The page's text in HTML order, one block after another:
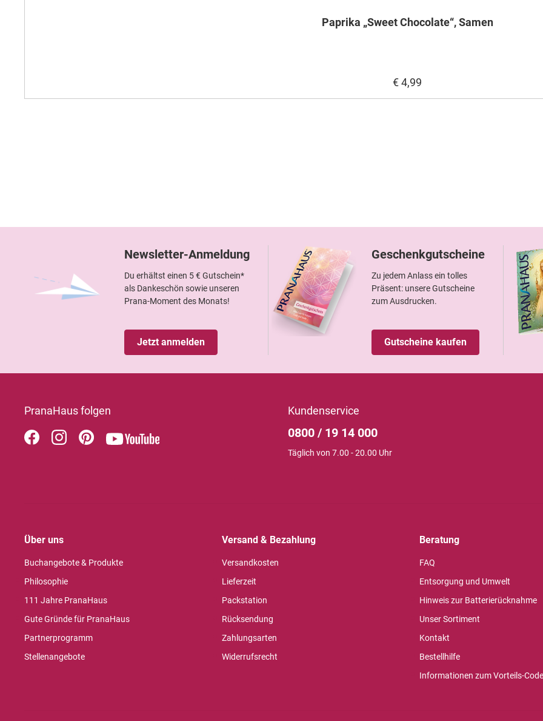
Paprika „Sweet Chocolate“, Samen
€ 4,99
Newsletter-Anmeldung
Du erhältst einen 5 € Gutschein*
als Dankeschön sowie unseren
Prana-Moment des Monats!
Jetzt anmelden
Geschenkgutscheine
Zu jedem Anlass ein tolles
Präsent: unsere Gutscheine
zum Ausdrucken.
Gutscheine kaufen
PranaHaus folgen Kundenservice
0800 / 19 14 000
Täglich von 7.00 - 20.00 Uhr
Über uns
Buchangebote & Produkte
Philosophie
111 Jahre PranaHaus
Gute Gründe für PranaHaus
Partnerprogramm
Stellenangebote
Versand & Bezahlung
Versandkosten
Lieferzeit
Packstation
Rücksendung
Zahlungsarten
Widerrufsrecht
Beratung
FAQ
Entsorgung und Umwelt
Hinweis zur Batterierücknahme
Unser Sortiment
Kontakt
Bestellhilfe
Informationen zum Vorteils-Code